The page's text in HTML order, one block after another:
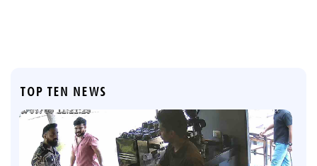
TOP TEN NEWS